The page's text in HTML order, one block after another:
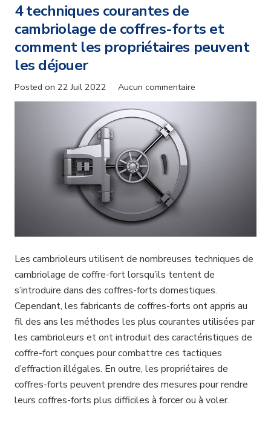
4 techniques courantes de
cambriolage de coffres-forts et
comment les propriétaires peuvent
les déjouer
Posted on 22 Juil 2022 Aucun commentaire
Les cambrioleurs utilisent de nombreuses techniques de
cambriolage de coffre-fort lorsqu’ils tentent de
s’introduire dans des coffres-forts domestiques.
Cependant, les fabricants de coffres-forts ont appris au
fil des ans les méthodes les plus courantes utilisées par
les cambrioleurs et ont introduit des caractéristiques de
coffre-fort conçues pour combattre ces tactiques
d’effraction illégales. En outre, les propriétaires de
coffres-forts peuvent prendre des mesures pour rendre
leurs coffres-forts plus difficiles à forcer ou à voler.